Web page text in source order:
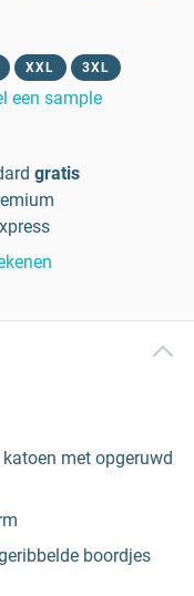
XXL 3XL
een sample
gratis
met opgeruwd
boordjes